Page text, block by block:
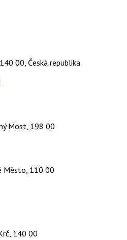
00, Česká republika
Most, 198 00
Město, 110 00
140 00